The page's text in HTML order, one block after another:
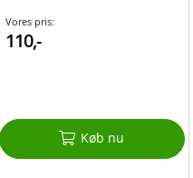
Vores pris:
110,-
Køb nu